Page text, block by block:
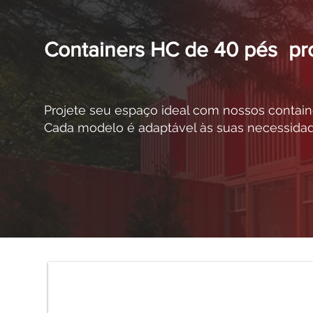
Containers HC de 40 pés
Projete seu espaço ideal com nossos
Cada modelo é adaptável às suas